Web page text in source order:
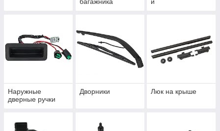
Наружные
дверные ручки
Дворники Люк на крыше